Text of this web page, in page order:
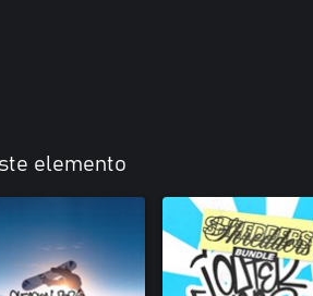
elemento